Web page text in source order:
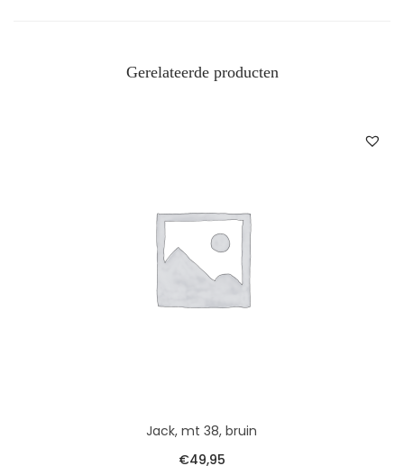
Gerelateerde producten
Jack, mt 38, bruin
€49,95